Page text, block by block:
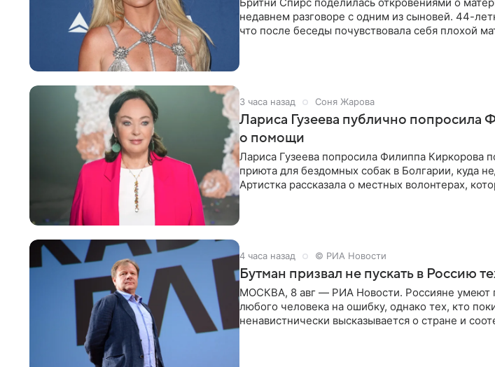
недавнем разговоре с одним из сыновей. 44-
что после беседы почувствовала себя плохой
3 часа назад Соня Жарова
Лариса Гузеева публично попросила
о помощи
Лариса Гузеева попросила Филиппа Киркорова
приюта для бездомных собак в Болгарии, куда
Артистка рассказала о местных волонтерах,
4 часа назад © РИА Новости
Бутман призвал не пускать в Россию
МОСКВА, 8 авг — РИА Новости. Россияне умеют
любого человека на ошибку, однако тех, кто
ненавистнически высказывается о стране и